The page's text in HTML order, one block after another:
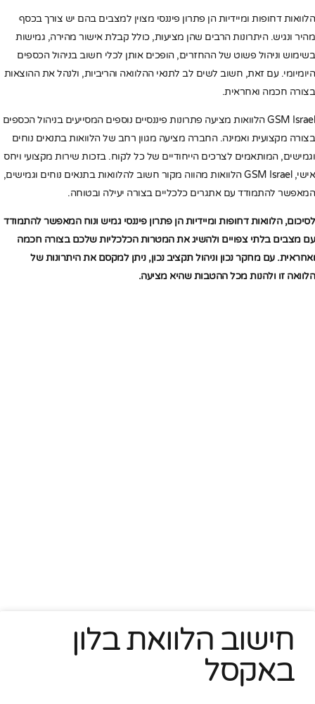
הלוואות דחופות ומיידיות הן פתרון פיננסי מצוין למצבים בהם יש צורך בכסף
מהיר ונגיש. היתרונות הרבים שהן מציעות, כולל קבלת אישור מהירה, גמישות
בשימוש וניהול פשוט של ההחזרים, הופכים אותן לכלי חשוב בניהול הכספים
היומיומי. עם זאת, חשוב לשים לב לתנאי ההלוואה והריביות, ולנהל את ההוצאות
בצורה חכמה ואחראית.
GSM Israel הלוואות מציעה פתרונות פיננסיים נוספים המסייעים בניהול הכספים
בצורה מקצועית ואמינה. החברה מציעה מגוון רחב של הלוואות בתנאים נוחים
וגמישים, המותאמים לצרכים הייחודיים של כל לקוח. בזכות שירות מקצועי ויחס
אישי, GSM Israel הלוואות מהווה מקור חשוב להלוואות בתנאים נוחים וגמישים,
המאפשר להתמודד עם אתגרים כלכליים בצורה יעילה ובטוחה.
לסיכום, הלוואות דחופות ומיידיות הן פתרון פיננסי גמיש ונוח המאפשר להתמודד
עם מצבים בלתי צפויים ולהשיג את המטרות הכלכליות שלכם בצורה חכמה
ואחראית. עם מחקר נכון וניהול תקציב נכון, ניתן למקסם את היתרונות של
הלוואה זו ולהנות מכל ההטבות שהיא מציעה.
חישוב הלוואת בלון
באקסל